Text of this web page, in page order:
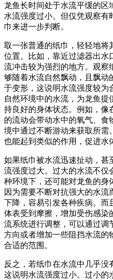
龙鱼长时间处于水流平缓的区
水流强度过小。但仅凭观察
巾来进一步判断。
取一张普通的纸巾，轻轻地将
位置。比如，靠近过滤器出水
流冲击较为强烈的地方。观察
够随着水流自然飘动，且飘动
于变形，这说明水流强度较为
自然环境中的水流，为龙鱼
持良好的身体状态。例如，像
的流动会带动水中的氧气、
境中通过不断游动来获取所需
也能起到类似的作用，促进水
如果纸巾被水流迅速扯动，甚
流强度过大。过大的水流不仅
种环境下，还可能对龙鱼的身
因为需要不断对抗强大的水流
下降，容易引发各种疾病。而
体表受到摩擦，增加受伤感染
流系统进行调整，可以通过调
方向或者增加一些阻挡水流的
合适的范围。
反之，若纸巾在水流中几乎没
这说明水流强度过小。过小的